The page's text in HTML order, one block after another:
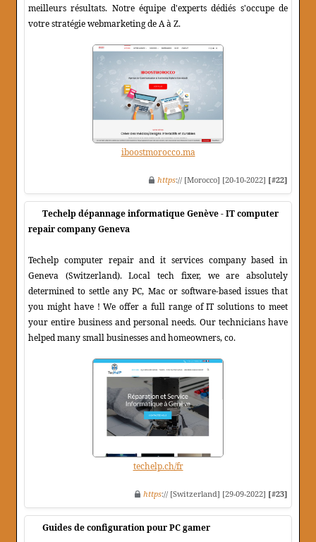
meilleurs résultats. Notre équipe d'experts dédiés s'occupe de
votre stratégie webmarketing de A à Z.
iboostmorocco.ma
https:// [Morocco] [20-10-2022] [#22]
Techelp dépannage informatique Genève - IT computer
repair company Geneva
Techelp computer repair and it services company based in
Geneva (Switzerland). Local tech fixer, we are absolutely
determined to settle any PC, Mac or software-based issues that
you might have ! We offer a full range of IT solutions to meet
your entire business and personal needs. Our technicians have
helped many small businesses and homeowners, co.
techelp.ch/fr
https:// [Switzerland] [29-09-2022] [#23]
Guides de configuration pour PC gamer